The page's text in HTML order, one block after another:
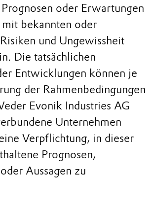
oder Erwartungen
mit bekannten oder
und Ungewissheit
Die tatsächlichen
Entwicklungen können je
der Rahmenbedingungen
Evonik Industries AG
Unternehmen
Verpflichtung, in dieser
Prognosen,
Aussagen zu